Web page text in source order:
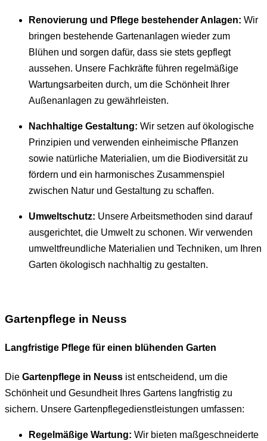
Renovierung und Pflege bestehender Anlagen: Wir
bringen bestehende Gartenanlagen wieder zum
Blühen und sorgen dafür, dass sie stets gepflegt
aussehen. Unsere Fachkräfte führen regelmäßige
Wartungsarbeiten durch, um die Schönheit Ihrer
Außenanlagen zu gewährleisten.
Nachhaltige Gestaltung: Wir setzen auf ökologische
Prinzipien und verwenden einheimische Pflanzen
sowie natürliche Materialien, um die Biodiversität zu
fördern und ein harmonisches Zusammenspiel
zwischen Natur und Gestaltung zu schaffen.
Umweltschutz: Unsere Arbeitsmethoden sind darauf
ausgerichtet, die Umwelt zu schonen. Wir verwenden
umweltfreundliche Materialien und Techniken, um Ihren
Garten ökologisch nachhaltig zu gestalten.
Gartenpflege in Neuss
Langfristige Pflege für einen blühenden Garten
Die Gartenpflege in Neuss ist entscheidend, um die
Schönheit und Gesundheit Ihres Gartens langfristig zu
sichern. Unsere Gartenpflegedienstleistungen umfassen:
Regelmäßige Wartung: Wir bieten maßgeschneiderte